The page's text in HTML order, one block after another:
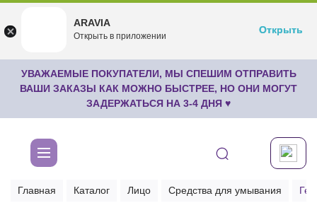
undefined
Бесплатноru.aravia.new
Открыть
УВАЖАЕМЫЕ ПОКУПАТЕЛИ, МЫ СПЕШИМ ОТПРАВИТЬ
ВАШИ ЗАКАЗЫ КАК МОЖНО БЫСТРЕЕ, НО ОНИ МОГУТ
ЗАДЕРЖАТЬСЯ НА 3-4 ДНЯ ♥
Главная Каталог Лицо Средства для умывания
ARAVIA
Открыть в приложении
Открыть